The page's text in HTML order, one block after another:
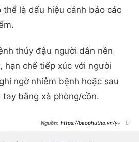
là dấu hiệu cảnh báo các
thủy đậu người dân nên
hạn chế tiếp xúc với người
ngờ nhiễm bệnh hoặc sau
bằng xà phòng/cồn.
https://baophutho.vn/y-